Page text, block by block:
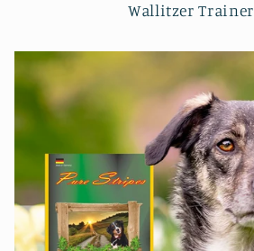
Wallitzer Trainer